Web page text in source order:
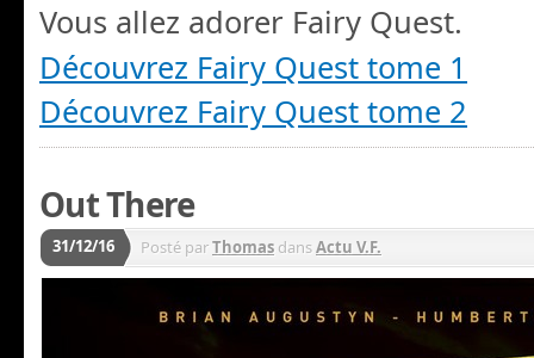
Vous allez adorer Fairy Quest.
Découvrez Fairy Quest tome 1
Découvrez Fairy Quest tome 2
Out There
31/12/16 Posté parThomas dansActu V.F.